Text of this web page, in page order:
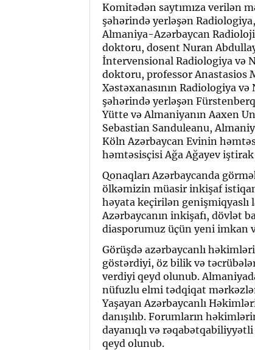
Komitədən saytımıza verilən
şəhərində yerləşən
Almaniya-Azərbaycan
doktoru, dosent Nuran
İntervensional Radiologiya və
doktoru, professor Anastasios
Xəstəxanasının Radiologiya
şəhərində yerləşən
Yütte və Almaniyanın Aaxen
Sebastian Sanduleanu,
Köln Azərbaycan Evinin
həmtəsisçisi Ağa Ağayev
Qonaqları Azərbaycanda
ölkəmizin müasir inkişaf
həyata keçirilən
Azərbaycanın inkişafı, dövlət
diasporumuz üçün yeni imkan
Görüşdə azərbaycanlı
göstərdiyi, öz bilik və
verdiyi qeyd olunub.
nüfuzlu elmi tədqiqat
Yaşayan Azərbaycanlı
danışılıb. Forumların
dayanıqlı və
qeyd olunub.